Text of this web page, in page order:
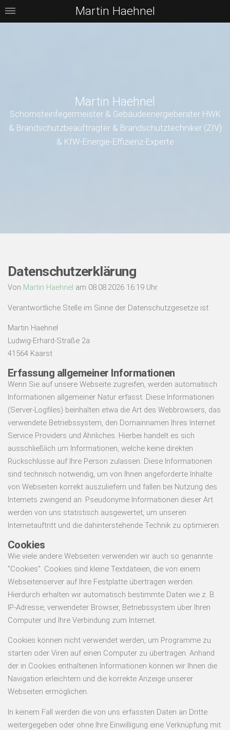
Martin Haehnel
Schornsteinfegermeister & Gebäudeenergieberater HWK
& Brandschutzbeauftragter & Brandschutztechniker (ZIV)
& KfW-Energie-Effizienz-Experte
Datenschutzerklärung
Von Martin Haehnel am 08.08.2026 16:19 Uhr
Verantwortliche Stelle im Sinne der Datenschutzgesetze ist:
Martin Haehnel
Ludwig-Erhard-Straße 2a
41564 Kaarst
Erfassung allgemeiner Informationen
Wenn Sie auf unsere Webseite zugreifen, werden automatisch
Informationen allgemeiner Natur erfasst. Diese Informationen
(Server-Logfiles) beinhalten etwa die Art des Webbrowsers, das
verwendete Betriebssystem, den Domainnamen Ihres Internet
Service Providers und Ähnliches. Hierbei handelt es sich
ausschließlich um Informationen, welche keine direkten
Rückschlüsse auf Ihre Person zulassen. Diese Informationen
sind technisch notwendig, um von Ihnen angeforderte Inhalte
von Webseiten korrekt auszuliefern und fallen bei Nutzung des
Internets zwingend an. Pseudonyme Informationen dieser Art
werden von uns statistisch ausgewertet, um unseren
Internetauftritt und die dahinterstehende Technik zu optimieren.
Cookies
Wie viele andere Webseiten verwenden wir auch so genannte
"Cookies". Cookies sind kleine Textdateien, die von einem
Webseitenserver auf Ihre Festplatte übertragen werden.
Hierdurch erhalten wir automatisch bestimmte Daten wie z. B.
IP-Adresse, verwendeter Browser, Betriebssystem über Ihren
Computer und Ihre Verbindung zum Internet.
Cookies können nicht verwendet werden, um Programme zu
starten oder Viren auf einen Computer zu übertragen. Anhand
der in Cookies enthaltenen Informationen können wir Ihnen die
Navigation erleichtern und die korrekte Anzeige unserer
Webseiten ermöglichen.
In keinem Fall werden die von uns erfassten Daten an Dritte
weitergegeben oder ohne Ihre Einwilligung eine Verknüpfung mit
Martin Haehnel